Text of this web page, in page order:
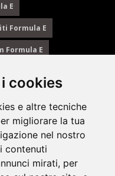
cookies
e altre tecniche
migliorare la tua
nel nostro
contenuti
mirati, per
E
Formula E
Formula E